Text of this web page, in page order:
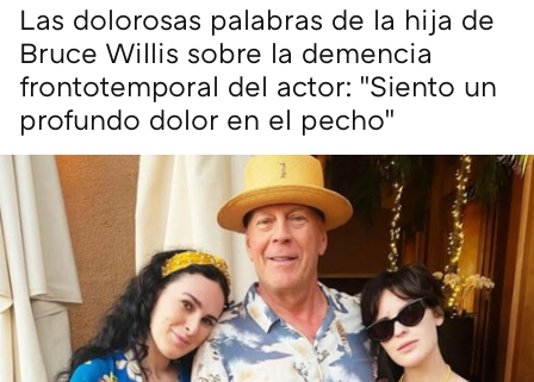
Las dolorosas palabras de la hija de
Bruce Willis sobre la demencia
frontotemporal del actor: "Siento un
profundo dolor en el pecho"